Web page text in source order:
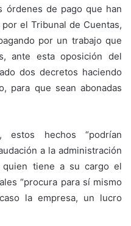
órdenes de pago que han
el Tribunal de Cuentas,
por un trabajo que
ante esta oposición del
dos decretos haciendo
para que sean abonadas
estos hechos “podrían
a la administración
quien tiene a su cargo el
“procura para sí mismo
la empresa, un lucro